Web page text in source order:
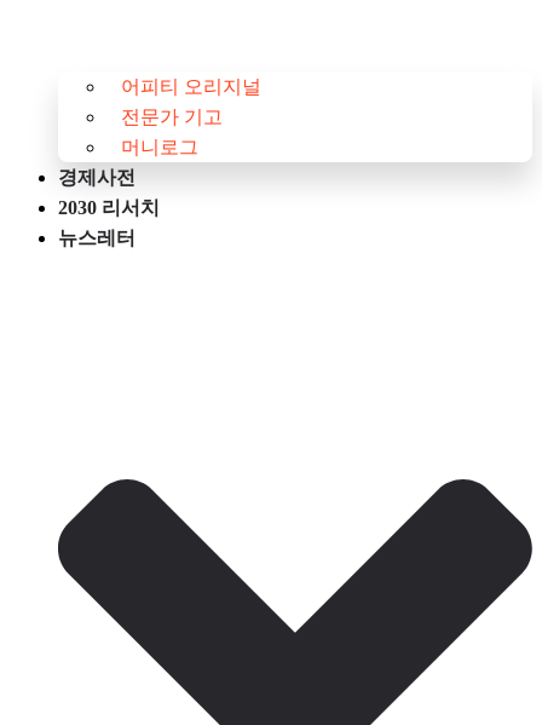
어피티 오리지널
전문가 기고
머니로그
경제사전
2030 리서치
뉴스레터